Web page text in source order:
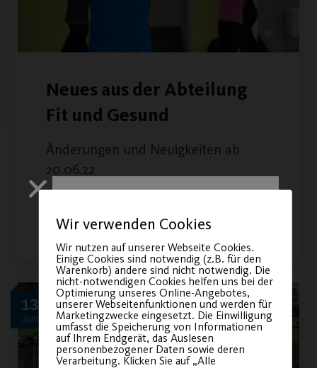
Neues aus der Abteilung
Fit und Gesund
Änderungen und Neuigkeiten ab
20.06.22
WEITERLESEN
13
Juni
Wir verwenden Cookies
Wir nutzen auf unserer Webseite Cookies.
Einige Cookies sind notwendig (z.B. für den
Warenkorb) andere sind nicht notwendig. Die
nicht-notwendigen Cookies helfen uns bei der
Optimierung unseres Online-Angebotes,
unserer Webseitenfunktionen und werden für
Marketingzwecke eingesetzt. Die Einwilligung
umfasst die Speicherung von Informationen
auf Ihrem Endgerät, das Auslesen
personenbezogener Daten sowie deren
Verarbeitung. Klicken Sie auf „Alle
Sichere dir